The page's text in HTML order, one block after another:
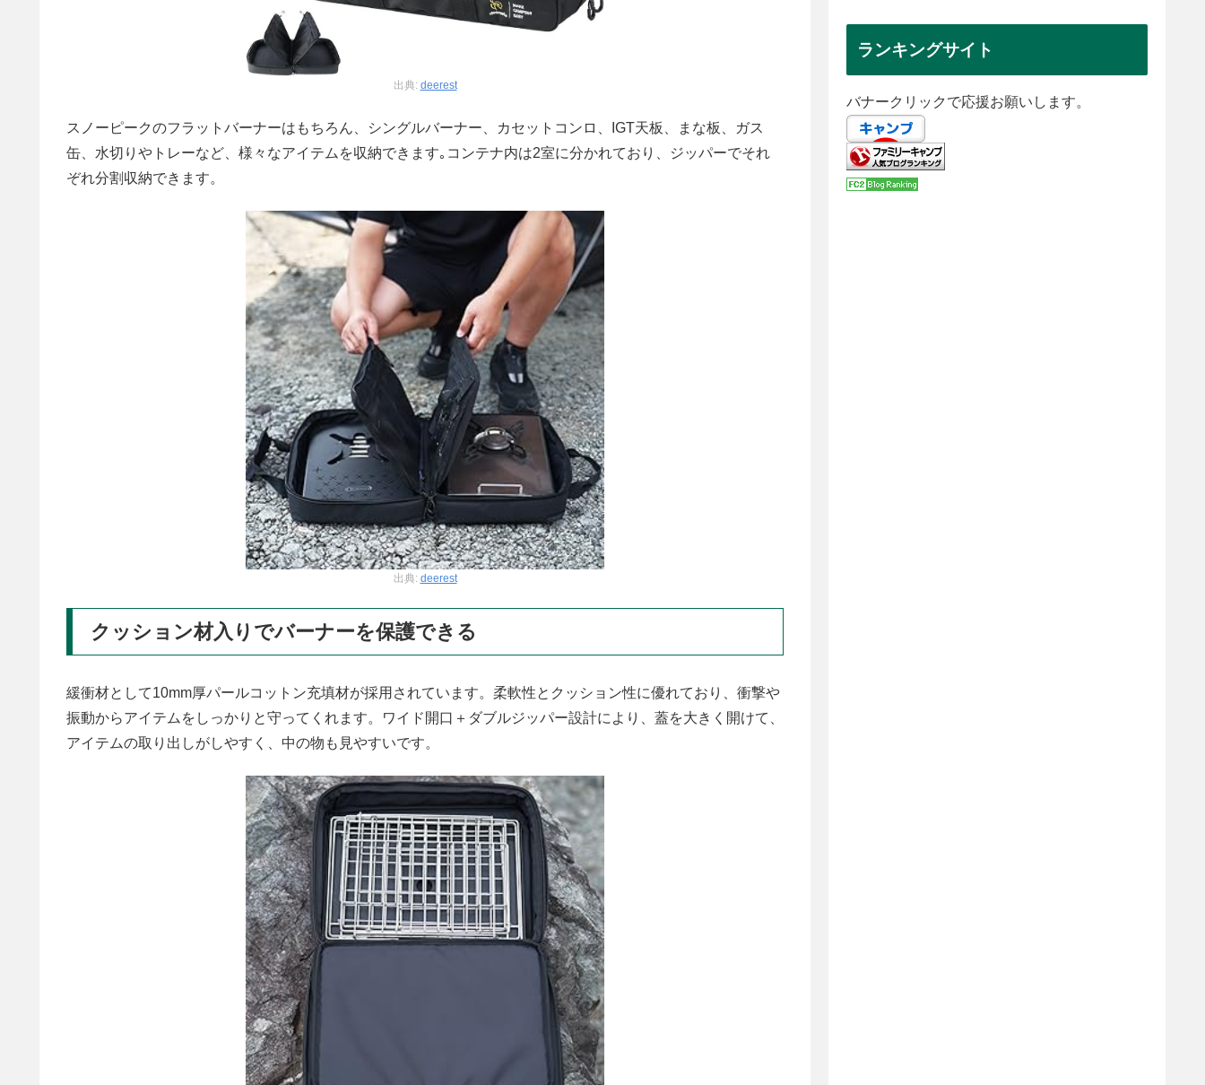
出典: deerest
スノーピークのフラットバーナーはもちろん、シングルバーナー、カセットコンロ、IGT天板、まな板、ガス
缶、水切りやトレーなど、様々なアイテムを収納できます｡コンテナ内は2室に分かれており、ジッパーでそれ
ぞれ分割収納できます。
出典: deerest
クッション材入りでバーナーを保護できる
緩衝材として10mm厚パールコットン充填材が採用されています。柔軟性とクッション性に優れており、衝撃や
振動からアイテムをしっかりと守ってくれます。ワイド開口＋ダブルジッパー設計により、蓋を大きく開けて、
アイテムの取り出しがしやすく、中の物も見やすいです。
ランキングサイト
バナークリックで応援お願いします。